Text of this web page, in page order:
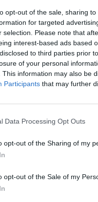
opt-out of the sale, sharing
for targeted
selection. Please note that
interest-based ads based
to third parties prior
of your personal
This information may also be
Participants that may further
Data Processing Opt Outs
opt-out of the Sharing of my
opt-out of the Sale of my
en els arrossars del
la catedral; les vinyes
trampa; l’Eix de
i redobla la seua
explica que ha patit
les rampes musculars. “
tercer classificat, que
i va ser superat també